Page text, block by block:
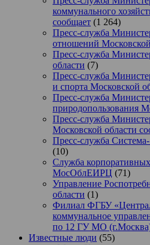
коммунального
сообщает (1 264)
Пресс-служба
отношений
Пресс-служба
области (7)
Пресс-служба
и спорта Московской
Пресс-служба
природопользования
Пресс-служба
Московской области
Пресс-служба
(10)
Служба
МосОблЕИРЦ (71)
Управление
области (1)
Филиал ФГБУ
коммунальное
по 12 ГУ МО
Известные люди (55)